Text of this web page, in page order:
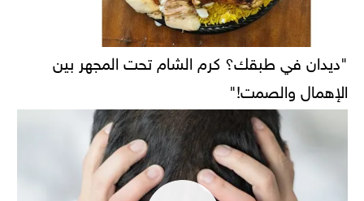
"ديدان في طبقك؟ كرم الشام تحت المجهر بين
الإهمال والصمت!"